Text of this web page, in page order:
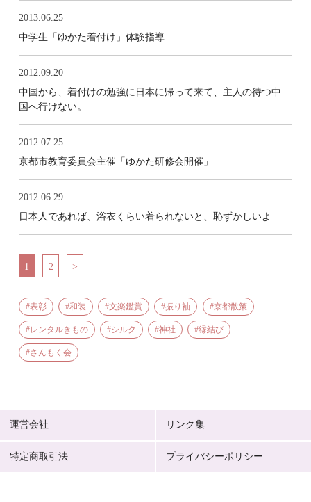
2013.06.25
中学生「ゆかた着付け」体験指導
2012.09.20
中国から、着付けの勉強に日本に帰って来て、主人の待つ中
国へ行けない。
2012.07.25
京都市教育委員会主催「ゆかた研修会開催」
2012.06.29
日本人であれば、浴衣くらい着られないと、恥ずかしいよ
1 2 >
表彰 和装 文楽鑑賞 振り袖 京都散策
レンタルきもの シルク 神社 縁結び
さんもく会
運営会社 リンク集
特定商取引法 プライバシーポリシー